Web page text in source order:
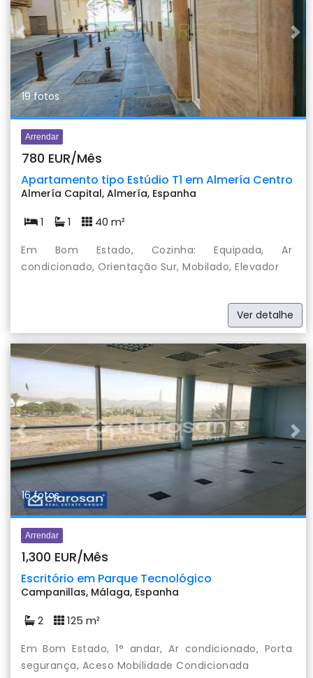
Previous
19 fotos
Arrendar
780 EUR/Mês
Apartamento tipo Estúdio T1 em Almería Centro
Almería Capital, Almería, Espanha
1 1 40 m²
Em Bom Estado, Cozinha: Equipada, Ar
condicionado, Orientação Sur, Mobilado, Elevador
Ver detalhe
Previous
16 fotos
Arrendar
1,300 EUR/Mês
Escritório em Parque Tecnológico
Campanillas, Málaga, Espanha
2 125 m²
Em Bom Estado, 1° andar, Ar condicionado, Porta
segurança, Aceso Mobilidade Condicionada